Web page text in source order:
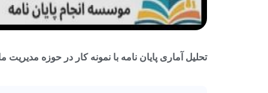
تحلیل آماری پایان نامه با نمونه کار در حوزه مدیریت